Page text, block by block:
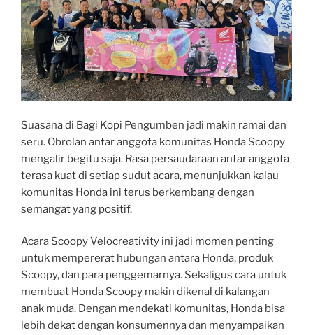
Suasana di Bagi Kopi Pengumben jadi makin ramai dan
seru. Obrolan antar anggota komunitas Honda Scoopy
mengalir begitu saja. Rasa persaudaraan antar anggota
terasa kuat di setiap sudut acara, menunjukkan kalau
komunitas Honda ini terus berkembang dengan
semangat yang positif.
Acara Scoopy Velocreativity ini jadi momen penting
untuk mempererat hubungan antara Honda, produk
Scoopy, dan para penggemarnya. Sekaligus cara untuk
membuat Honda Scoopy makin dikenal di kalangan
anak muda. Dengan mendekati komunitas, Honda bisa
lebih dekat dengan konsumennya dan menyampaikan